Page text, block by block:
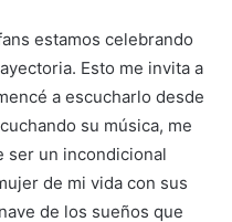
estamos celebrando
Esto me invita a
a escucharlo desde
su música, me
ser un incondicional
de mi vida con sus
de los sueños que